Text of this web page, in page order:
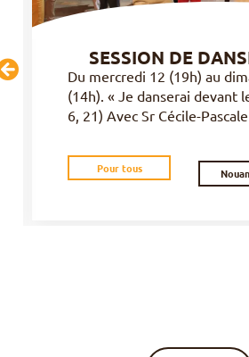
SESSION DE
Du mercredi 12 (19h) au
(14h). « Je danserai devant
6, 21) Avec Sr Cécile-
Pour tous